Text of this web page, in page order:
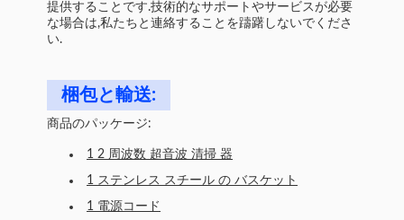
提供することです.技術的なサポートやサービスが必要
な場合は,私たちと連絡することを躊躇しないでくださ
い.
梱包と輸送:
商品のパッケージ:
1 2 周波数 超音波 清掃 器
1 ステンレス スチール の バスケット
1 電源コード